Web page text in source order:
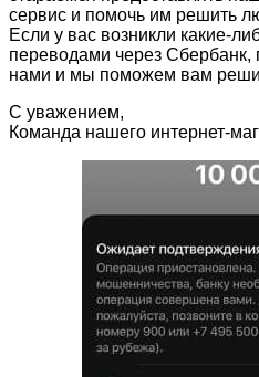
сервис и помочь им решить
Если у вас возникли какие-
переводами через Сбербанк,
нами и мы поможем вам
С уважением,
Команда нашего интернет-